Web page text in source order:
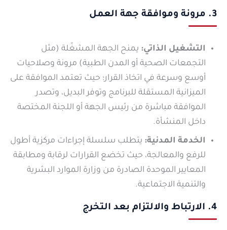
3. مرونة وموافقة جهة العمل
التشغيل الذاتي: يمنح الجهة المشغّلة (مثل
التجمعات الصحية أو المدن الطبية) مرونة وصلاحيات
أوسع وسرعة في اتخاذ القرار؛ حيث تعتمد الموافقة على
الميزانية المستقلة للبرنامج وتوفر البديل، وتصدر
الموافقة مباشرة من رئيس الجهة أو اللجنة المختصة
داخل المنشأة.
الخدمة المدنية: يتطلب سلسلة إجراءات مركزية أطول
للرفع والمعالجة، حيث تخضع القرارات لرقابة ومطابقة
المعايير الموحدة الصادرة من وزارة الموارد البشرية
والتنمية الاجتماعية.
4. الارتباط والالتزام بعد التخرج